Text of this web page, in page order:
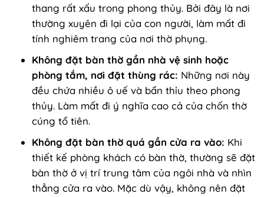
thang rất xấu trong phong thủy. Bởi đây là nơi
thường xuyên đi lại của con người, làm mất đi
tính nghiêm trang của nơi thờ phụng.
Không đặt bàn thờ gần nhà vệ sinh hoặc
phòng tắm, nơi đặt thùng rác: Những nơi này
đều chứa nhiều ô uế và bẩn thỉu theo phong
thủy. Làm mất đi ý nghĩa cao cả của chốn thờ
cúng tổ tiên.
Không đặt bàn thờ quá gần cửa ra vào: Khi
thiết kế phòng khách có bàn thờ, thường sẽ đặt
bàn thờ ở vị trí trung tâm của ngôi nhà và nhìn
thẳng cửa ra vào. Mặc dù vậy, không nên đặt